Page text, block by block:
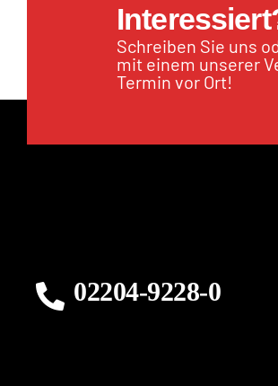
Schreiben Sie uns
mit einem unserer
Termin vor Ort!
02204-9228-0